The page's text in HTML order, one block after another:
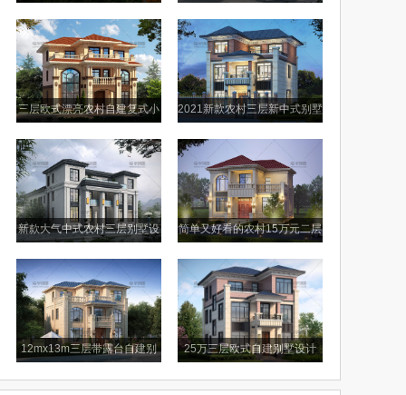
三层欧式漂亮农村自建复式小
2021新款农村三层新中式别墅
新款大气中式农村三层别墅设
简单又好看的农村15万元二层
12mx13m三层带露台自建别
25万三层欧式自建别墅设计